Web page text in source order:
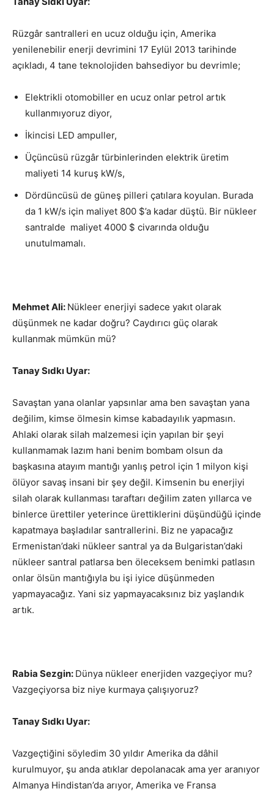
Rüzgâr santralleri en ucuz olduğu için, Amerika
yenilenebilir enerji devrimini 17 Eylül 2013 tarihinde
açıkladı, 4 tane teknolojiden bahsediyor bu devrimle;
Elektrikli otomobiller en ucuz onlar petrol artık
kullanmıyoruz diyor,
İkincisi LED ampuller,
Üçüncüsü rüzgâr türbinlerinden elektrik üretim
maliyeti 14 kuruş kW/s,
Dördüncüsü de güneş pilleri çatılara koyulan. Burada
da 1 kW/s için maliyet 800 $’a kadar düştü. Bir nükleer
santralde maliyet 4000 $ civarında olduğu
unutulmamalı.
Mehmet Ali: Nükleer enerjiyi sadece yakıt olarak
düşünmek ne kadar doğru? Caydırıcı güç olarak
kullanmak mümkün mü?
Tanay Sıdkı Uyar:
Savaştan yana olanlar yapsınlar ama ben savaştan yana
değilim, kimse ölmesin kimse kabadayılık yapmasın.
Ahlaki olarak silah malzemesi için yapılan bir şeyi
kullanmamak lazım hani benim bombam olsun da
başkasına atayım mantığı yanlış petrol için 1 milyon kişi
ölüyor savaş insani bir şey değil. Kimsenin bu enerjiyi
silah olarak kullanması taraftarı değilim zaten yıllarca ve
binlerce ürettiler yeterince ürettiklerini düşündüğü içinde
kapatmaya başladılar santrallerini. Biz ne yapacağız
Ermenistan’daki nükleer santral ya da Bulgaristan’daki
nükleer santral patlarsa ben öleceksem benimki patlasın
onlar ölsün mantığıyla bu işi iyice düşünmeden
yapmayacağız. Yani siz yapmayacaksınız biz yaşlandık
artık.
Rabia Sezgin: Dünya nükleer enerjiden vazgeçiyor mu?
Vazgeçiyorsa biz niye kurmaya çalışıyoruz?
Tanay Sıdkı Uyar:
Vazgeçtiğini söyledim 30 yıldır Amerika da dâhil
kurulmuyor, şu anda atıklar depolanacak ama yer aranıyor
Almanya Hindistan’da arıyor, Amerika ve Fransa